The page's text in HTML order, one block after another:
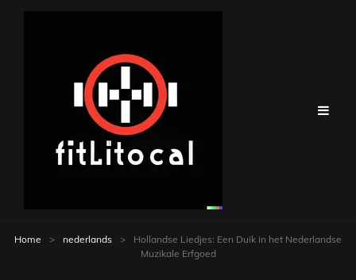
Home > nederlands >
Hollandse Liedjes: Een Duik in het Nederlandse
Muzikale Erfgoed